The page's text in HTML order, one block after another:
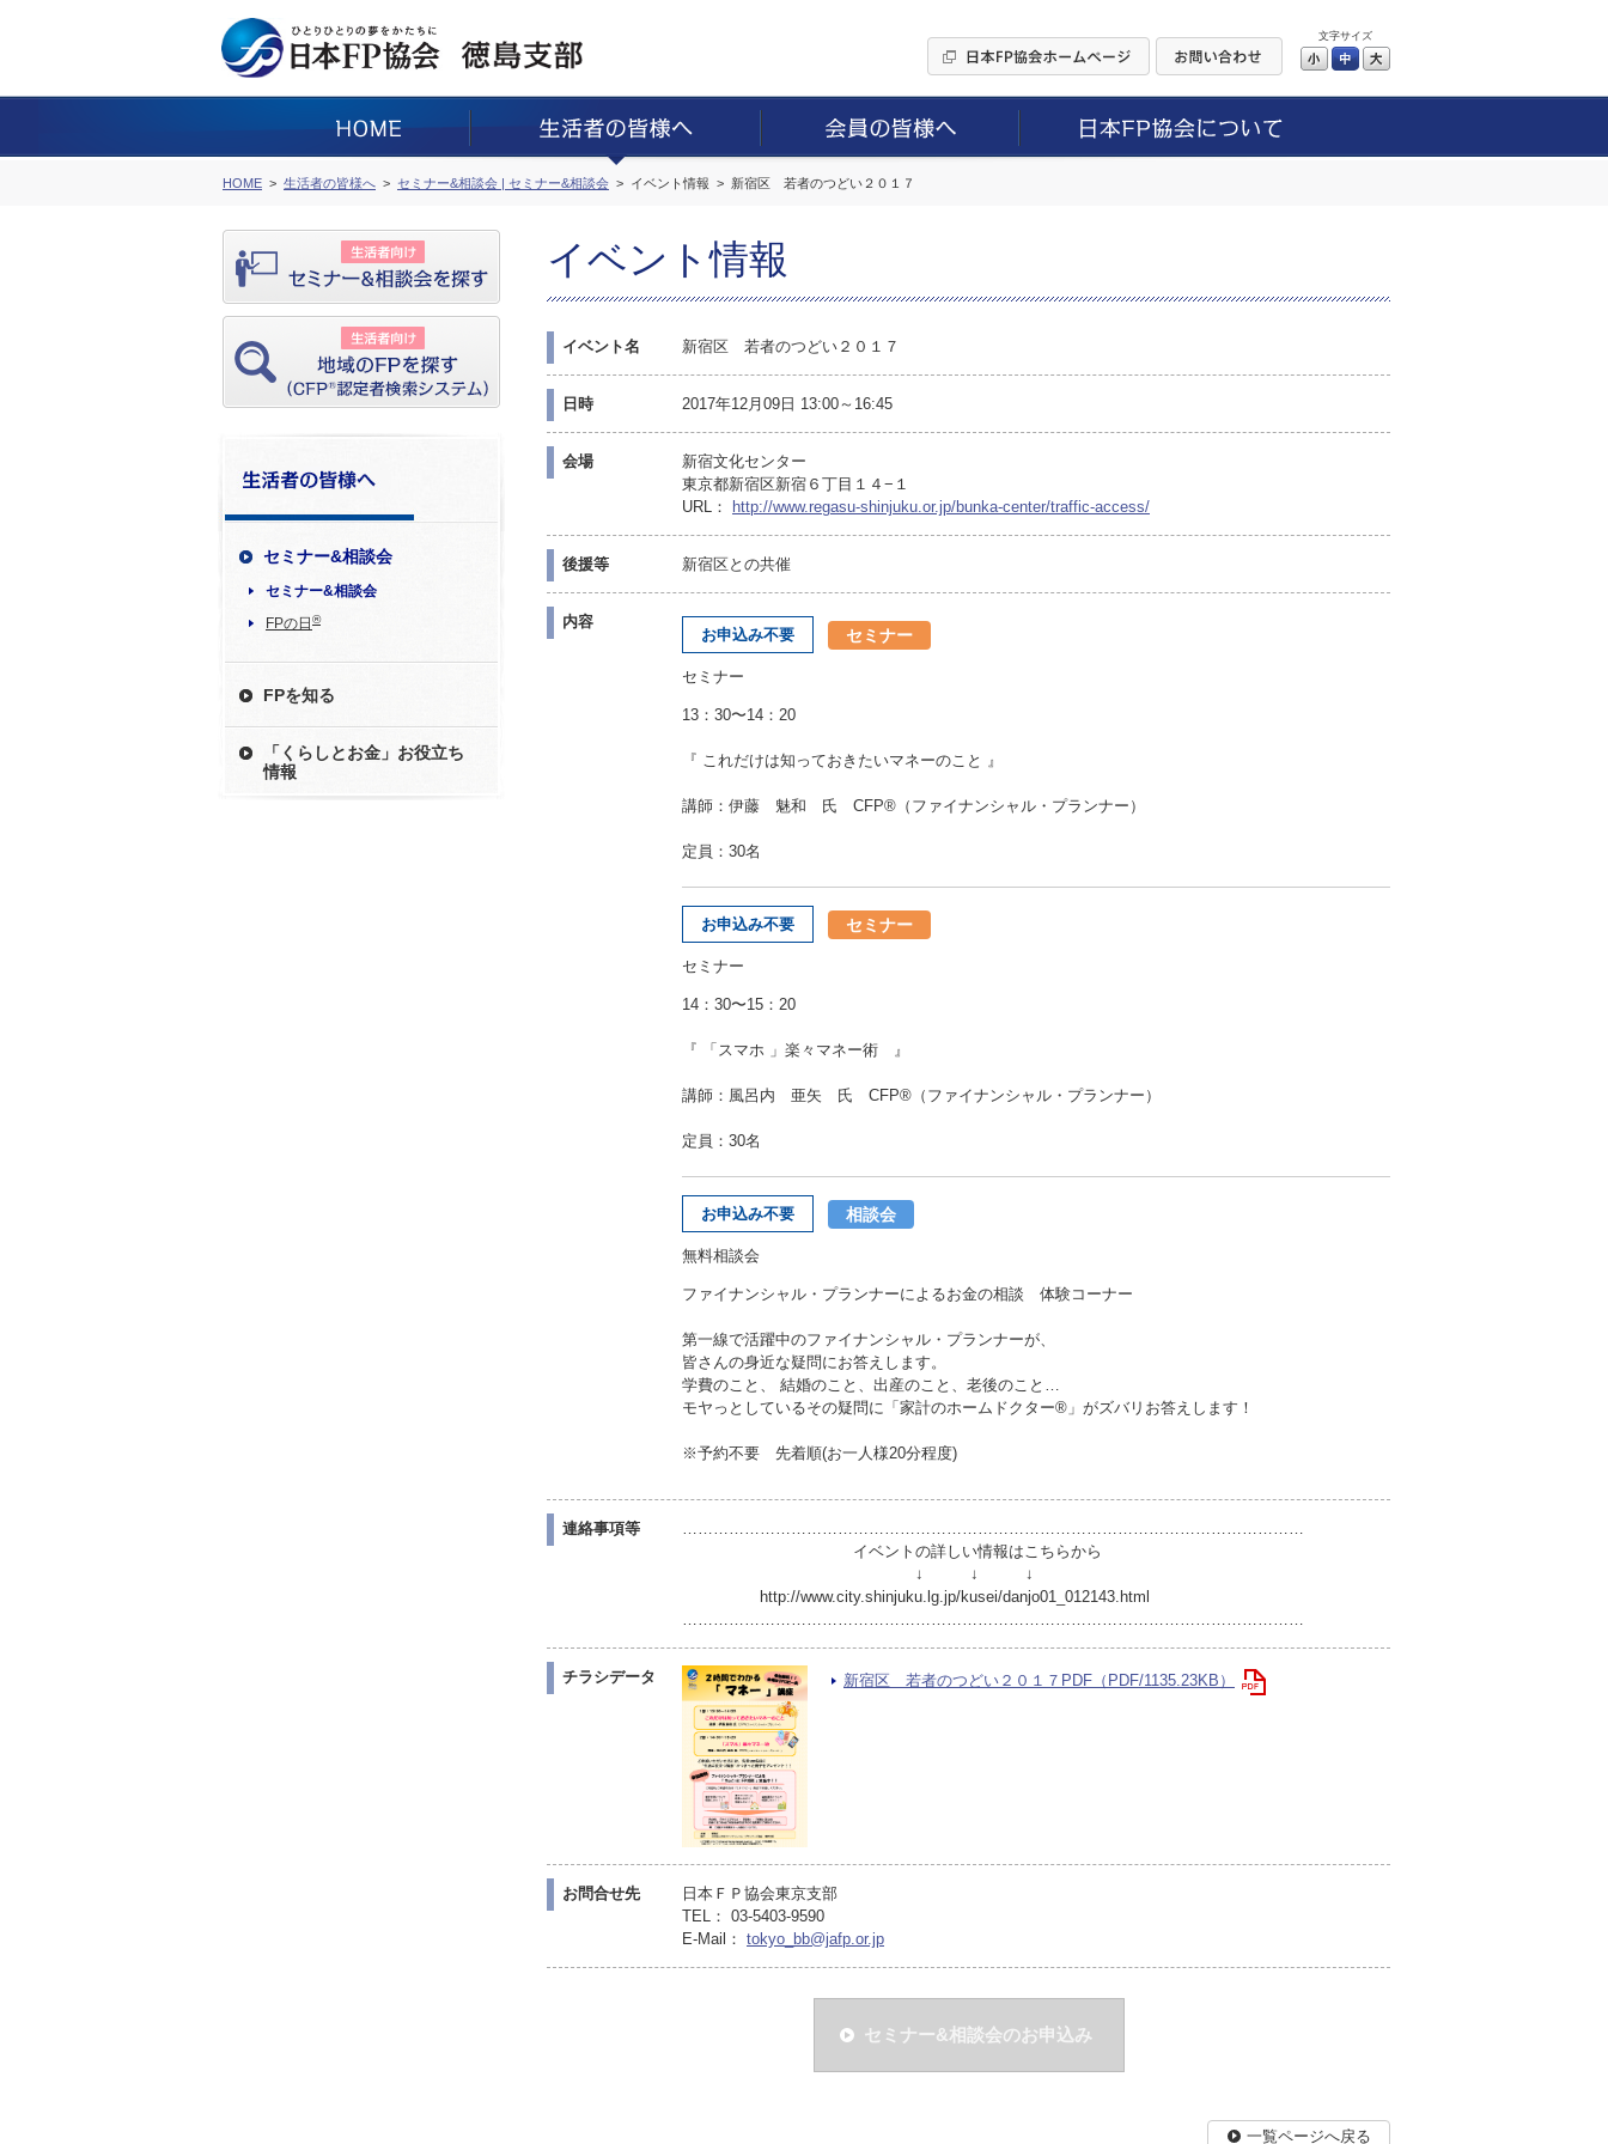
文字サイズ
小 中
HOME 生活者の皆様へ セミナー&相談会 | セミナー&相談会 イベント情報 新宿区 若者のつどい２０１７
セミナー&相談会
セミナー&相談会
FPの日 ®
FPを知る
「くらしとお金」お役立ち
情報
イベント情報
イベント名 新宿区 若者のつどい２０１７
日時 2017年12月09日 13:00～16:45
会場
新宿文化センター
東京都新宿区新宿６丁目１４−１
URL：
http://www.regasu-shinjuku.or.jp/bunka-center/traffic-access/
後援等 新宿区との共催
内容
お申込み不要 セミナー
セミナー
13：30〜14：20
『 これだけは知っておきたいマネーのこと 』
講師：伊藤 魅和 氏 CFP®（ファイナンシャル・プランナー）
定員：30名
お申込み不要 セミナー
セミナー
14：30〜15：20
『 「スマホ 」楽々マネー術 』
講師：風呂内 亜矢 氏 CFP®（ファイナンシャル・プランナー）
定員：30名
お申込み不要 相談会
無料相談会
ファイナンシャル・プランナーによるお金の相談 体験コーナー
第一線で活躍中のファイナンシャル・プランナーが、
皆さんの身近な疑問にお答えします。
学費のこと、 結婚のこと、出産のこと、老後のこと…
モヤっとしているその疑問に「家計のホームドクター®」がズバリお答えします！
※予約不要 先着順(お一人様20分程度)
連絡事項等
…………………………………………………………………………………………………………
イベントの詳しい情報はこちらから
↓ ↓ ↓
http://www.city.shinjuku.lg.jp/kusei/danjo01_012143.html
…………………………………………………………………………………………………………
チラシデータ 新宿区 若者のつどい２０１７PDF（PDF/1135.23KB）
お問合せ先
日本ＦＰ協会東京支部
TEL： 03-5403-9590
E-Mail： tokyo_bb@jafp.or.jp
セミナー&相談会のお申込み
一覧ページへ戻る